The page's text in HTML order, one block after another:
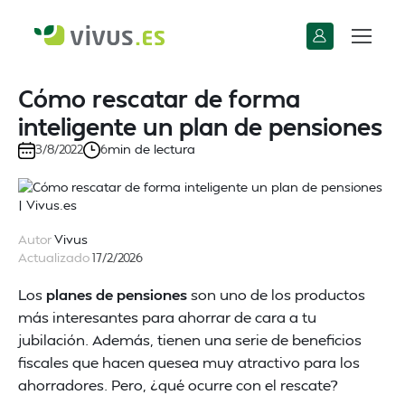
Cómo rescatar de forma
inteligente un plan de pensiones
3/8/2022 6min de lectura
AutorVivus
Actualizado17/2/2026
Los planes de pensionesson uno de los productos
más interesantes para ahorrar de cara a tu
jubilación. Además, tienen una serie de beneficios
fiscales que hacen quesea muy atractivo para los
ahorradores. Pero, ¿qué ocurre con el rescate?